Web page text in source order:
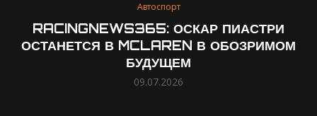
Автоспорт
RACINGNEWS365: ОСКАР ПИАСТРИ
ОСТАНЕТСЯ В MCLAREN В ОБОЗРИМОМ
БУДУЩЕМ
09.07.2026